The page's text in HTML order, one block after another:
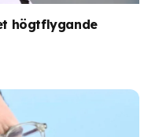
högtflygande